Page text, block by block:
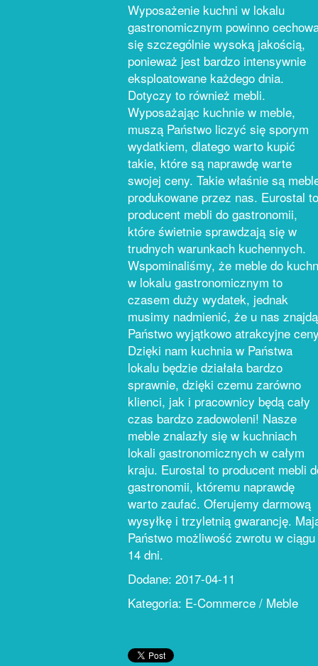
Wyposażenie kuchni w lokalu
gastronomicznym powinno
się szczególnie wysoką jakością,
ponieważ jest bardzo intensywnie
eksploatowane każdego dnia.
Dotyczy to również mebli.
Wyposażając kuchnie w meble,
muszą Państwo liczyć się sporym
wydatkiem, dlatego warto kupić
takie, które są naprawdę warte
swojej ceny. Takie właśnie są
produkowane przez nas. Eurostal to
producent mebli do gastronomii,
które świetnie sprawdzają się w
trudnych warunkach kuchennych.
Wspominaliśmy, że meble do
w lokalu gastronomicznym to
czasem duży wydatek, jednak
musimy nadmienić, że u nas znajdą
Państwo wyjątkowo atrakcyjne
Dzięki nam kuchnia w Państwa
lokalu będzie działała bardzo
sprawnie, dzięki czemu zarówno
klienci, jak i pracownicy będą cały
czas bardzo zadowoleni! Nasze
meble znalazły się w kuchniach
lokali gastronomicznych w całym
kraju. Eurostal to producent mebli
gastronomii, któremu naprawdę
warto zaufać. Oferujemy darmową
wysyłkę i trzyletnią gwarancję.
Państwo możliwość zwrotu w ciągu
14 dni.
Dodane: 2017-04-11
Kategoria: E-Commerce / Meble